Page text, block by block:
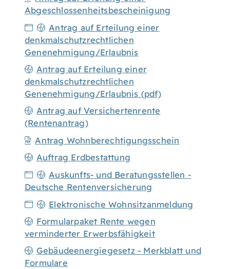
Abgeschlossenheitsbescheinigung
Antrag auf Erteilung einer
denkmalschutzrechtlichen
Genenehmigung/Erlaubnis
Antrag auf Erteilung einer
denkmalschutzrechtlichen
Genenehmigung/Erlaubnis (pdf)
Antrag auf Versichertenrente
(Rentenantrag)
Antrag Wohnberechtigungsschein
Auftrag Erdbestattung
Auskunfts- und Beratungsstellen -
Deutsche Rentenversicherung
Elektronische Wohnsitzanmeldung
Formularpaket Rente wegen
verminderter Erwerbsfähigkeit
Gebäudeenergiegesetz - Merkblatt und
Formulare